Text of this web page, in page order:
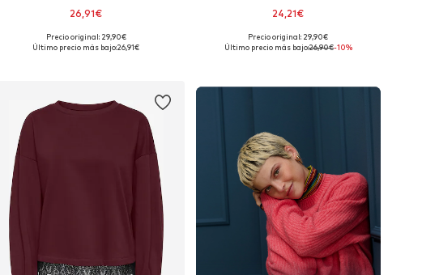
26,91€
Tallas disponibles: XS, S, M, L, XL
Precio original: 29,90€
Último precio más bajo:26,91€
24,21€
+38
Tallas disponibles: XS, S, M, L, XL
Precio original: 29,90€
Último precio más bajo:26,90€-10%